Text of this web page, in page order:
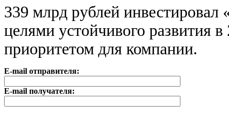
339 млрд рублей
целями устойчивого развития
приоритетом для компании.
E-mail отправителя:
E-mail получателя: